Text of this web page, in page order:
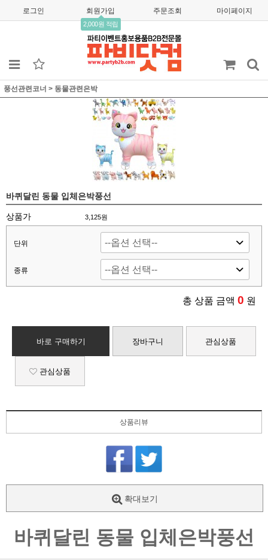
로그인 회원가입
2,000원 적립
주문조회 마이페이지
풍선관련코너 > 동물관련은박
바퀴달린 동물 입체은박풍선
상품가 3,125원
단위
종류
총 상품 금액 0 원
바로 구매하기 장바구니 관심상품
관심상품
상품리뷰
확대보기
바퀴달린 동물 입체은박풍선